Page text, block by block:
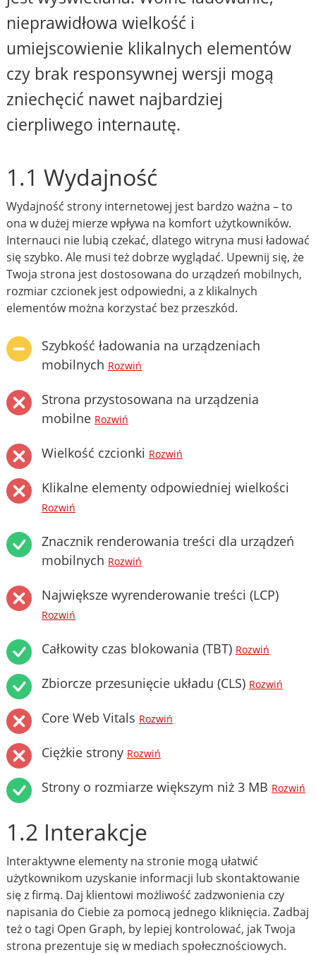
nieprawidłowa wielkość i
umiejscowienie klikalnych elementów
czy brak responsywnej wersji mogą
zniechęcić nawet najbardziej
cierpliwego internautę.
1.1 Wydajność
Wydajność strony internetowej jest bardzo ważna – to
ona w dużej mierze wpływa na komfort użytkowników.
Internauci nie lubią czekać, dlatego witryna musi ładować
się szybko. Ale musi też dobrze wyglądać. Upewnij się, że
Twoja strona jest dostosowana do urządzeń mobilnych,
rozmiar czcionek jest odpowiedni, a z klikalnych
elementów można korzystać bez przeszkód.
Szybkość ładowania na urządzeniach
mobilnych Rozwiń
Strona przystosowana na urządzenia
mobilne Rozwiń
Wielkość czcionki Rozwiń
Klikalne elementy odpowiedniej wielkości
Rozwiń
Znacznik renderowania treści dla urządzeń
mobilnych Rozwiń
Największe wyrenderowanie treści (LCP)
Rozwiń
Całkowity czas blokowania (TBT) Rozwiń
Zbiorcze przesunięcie układu (CLS) Rozwiń
Core Web Vitals Rozwiń
Ciężkie strony Rozwiń
Strony o rozmiarze większym niż 3 MB Rozwiń
1.2 Interakcje
Interaktywne elementy na stronie mogą ułatwić
użytkownikom uzyskanie informacji lub skontaktowanie
się z firmą. Daj klientowi możliwość zadzwonienia czy
napisania do Ciebie za pomocą jednego kliknięcia. Zadbaj
też o tagi Open Graph, by lepiej kontrolować, jak Twoja
strona prezentuje się w mediach społecznościowych.